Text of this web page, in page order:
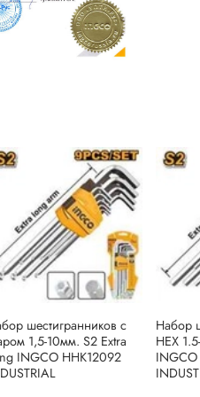
шестигранников с
1,5-10мм. S2 Extra
INGCO HHK12092
Набор
HEX
INGCO